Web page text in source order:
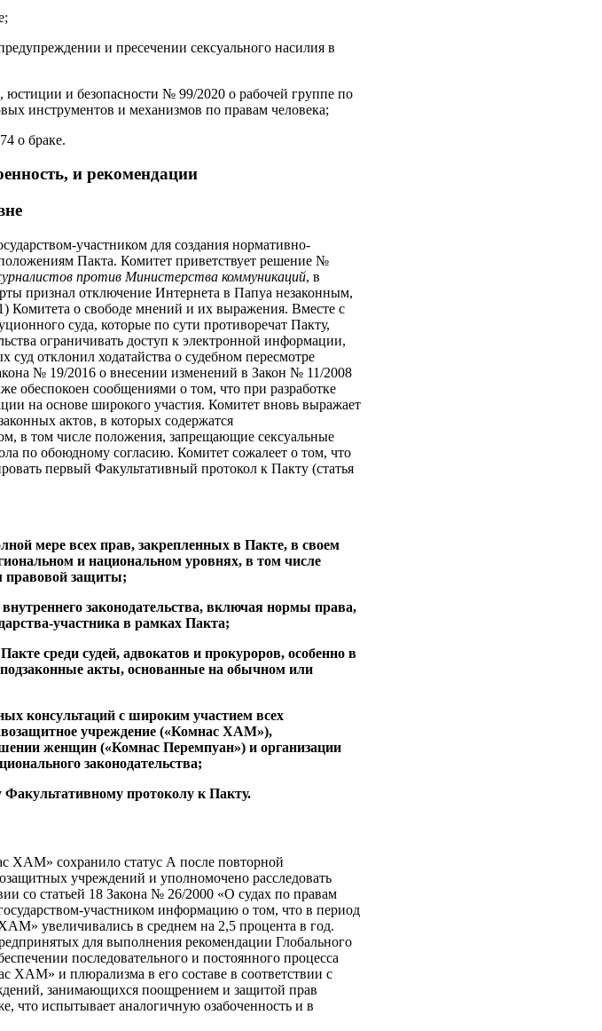
и пресечении сексуального насилия в
и безопасности № 99/2020 о рабочей группе по
инструментов и механизмов по правам человека;
о браке.
и рекомендации
участником для создания нормативно-
Пакта. Комитет приветствует решение №
против Министерства коммуникаций, в
признал отключение Интернета в Папуа незаконным,
Комитета о свободе мнений и их выражения. Вместе с
суда, которые по сути противоречат Пакту,
ограничивать доступ к электронной информации,
отклонил ходатайства о судебном пересмотре
№ 19/2016 о внесении изменений в Закон № 11/2008
обеспокоен сообщениями о том, что при разработке
на основе широкого участия. Комитет вновь выражает
актов, в которых содержатся
в том числе положения, запрещающие сексуальные
по обоюдному согласию. Комитет сожалеет о том, что
первый Факультативный протокол к Пакту (статья
мере всех прав, закрепленных в Пакте, в своем
и национальном уровнях, в том числе
правовой защиты;
законодательства, включая нормы права,
участника в рамках Пакта;
среди судей, адвокатов и прокуроров, особенно в
акты, основанные на обычном или
консультаций с широким участием всех
учреждение («Комнас ХАМ»),
женщин («Комнас Перемпуан») и организации
законодательства;
Факультативному протоколу к Пакту.
ХАМ» сохранило статус А после повторной
учреждений и уполномочено расследовать
со статьей 18 Закона № 26/2000 «О судах по правам
участником информацию о том, что в период
увеличивались в среднем на 2,5 процента в год.
для выполнения рекомендации Глобального
последовательного и постоянного процесса
ХАМ» и плюрализма в его составе в соответствии с
занимающихся поощрением и защитой прав
что испытывает аналогичную озабоченность и в